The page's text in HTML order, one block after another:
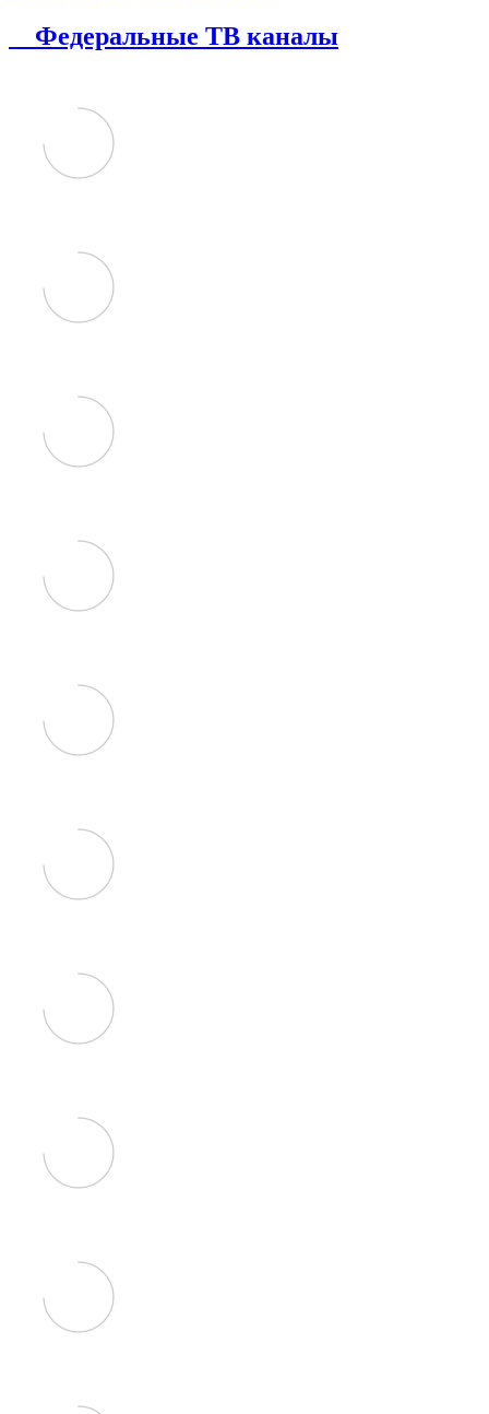
Федеральные ТВ каналы